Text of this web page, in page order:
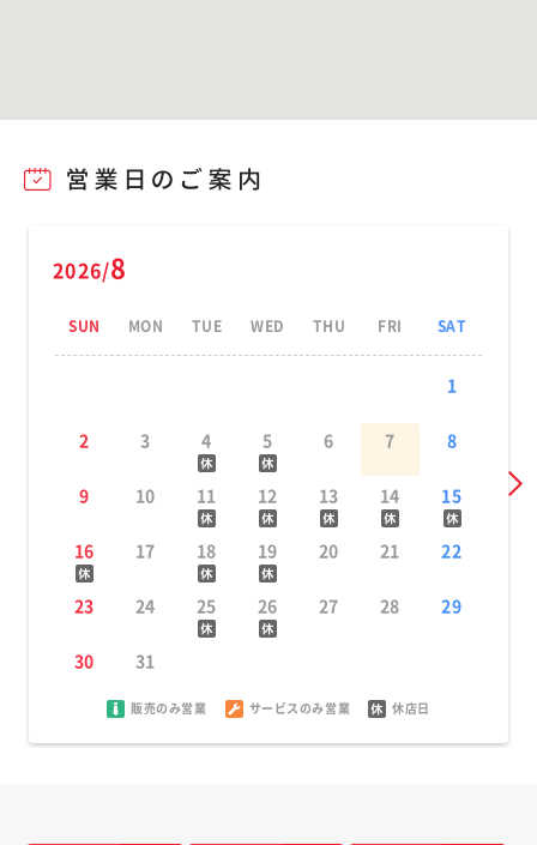
2026/8
SUN MON TUE WED THU FRI SAT
1
2 3 4 5 6 7 8
9 10 11 12 13 14 15
16 17 18 19 20 21 22
23 24 25 26 27 28 29
30 31
販売のみ営業 サービスのみ営業 休店日